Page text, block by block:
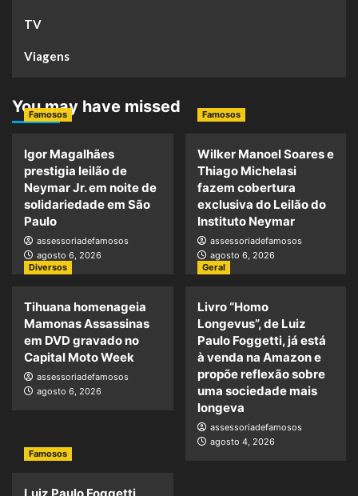
TV
Viagens
You may have missed
Famosos
Igor Magalhães
prestigia leilão de
Neymar Jr. em noite de
solidariedade em São
Paulo
assessoriadefamosos
agosto 6, 2026
Famosos
Wilker Manoel Soares e
Thiago Michelasi
fazem cobertura
exclusiva do Leilão do
Instituto Neymar
assessoriadefamosos
agosto 6, 2026
Diversos
Tihuana homenageia
Mamonas Assassinas
em DVD gravado no
Capital Moto Week
assessoriadefamosos
agosto 6, 2026
Geral
Livro “Homo
Longevus”, de Luiz
Paulo Foggetti, já está
à venda na Amazon e
propõe reflexão sobre
uma sociedade mais
longeva
assessoriadefamosos
agosto 4, 2026
Famosos